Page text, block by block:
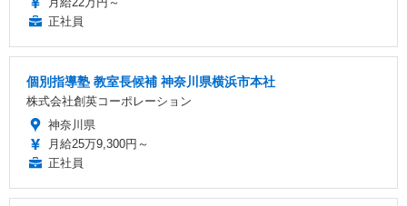
正社員
個別指導塾 教室長候補 神奈川県横浜市本社
株式会社創英コーポレーション
神奈川県
月給25万9,300円～
正社員